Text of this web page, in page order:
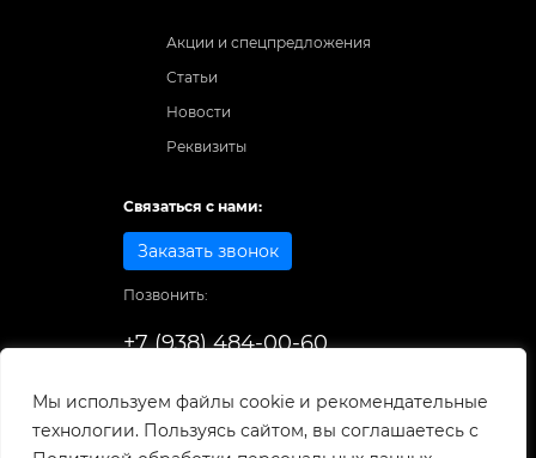
Мы используем файлы cookie и рекомендательные
технологии. Пользуясь сайтом, вы соглашаетесь с
Акции и спецпредложения
Статьи
Новости
Реквизиты
Связаться с нами:
Заказать звонок
Позвонить:
+7 (938) 484-00-60
© 1998-2025